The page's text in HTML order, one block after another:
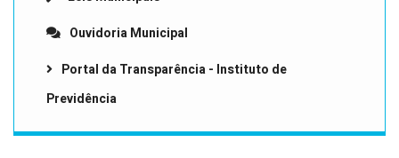
Ouvidoria Municipal
Portal da Transparência - Instituto de
Previdência